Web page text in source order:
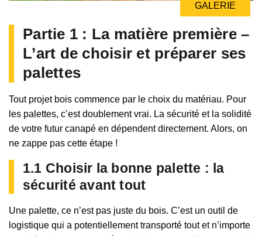
GALERIE
GALERIE
Partie 1 : La matière première –
L’art de choisir et préparer ses
palettes
Tout projet bois commence par le choix du matériau. Pour
les palettes, c’est doublement vrai. La sécurité et la solidité
de votre futur canapé en dépendent directement. Alors, on
ne zappe pas cette étape !
1.1 Choisir la bonne palette : la
sécurité avant tout
Une palette, ce n’est pas juste du bois. C’est un outil de
logistique qui a potentiellement transporté tout et n’importe